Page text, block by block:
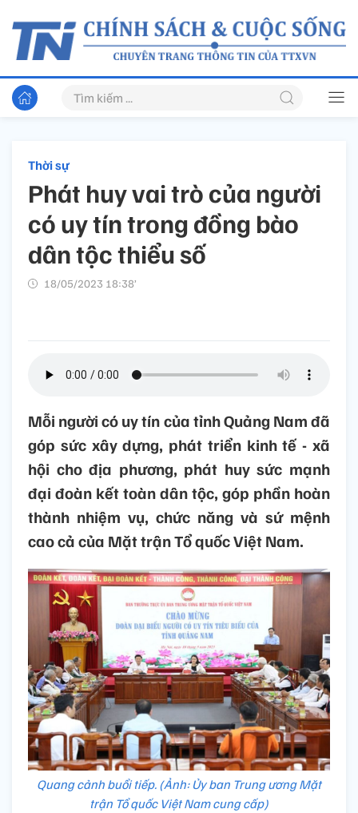
Thời sự
Phát huy vai trò của người
có uy tín trong đồng bào
dân tộc thiểu số
18/05/2023 18:38’
Mỗi người có uy tín của tỉnh Quảng Nam đã
góp sức xây dựng, phát triển kinh tế - xã
hội cho địa phương, phát huy sức mạnh
đại đoàn kết toàn dân tộc, góp phần hoàn
thành nhiệm vụ, chức năng và sứ mệnh
cao cả của Mặt trận Tổ quốc Việt Nam.
Quang cảnh buổi tiếp. (Ảnh: Ủy ban Trung ương Mặt
trận Tổ quốc Việt Nam cung cấp)